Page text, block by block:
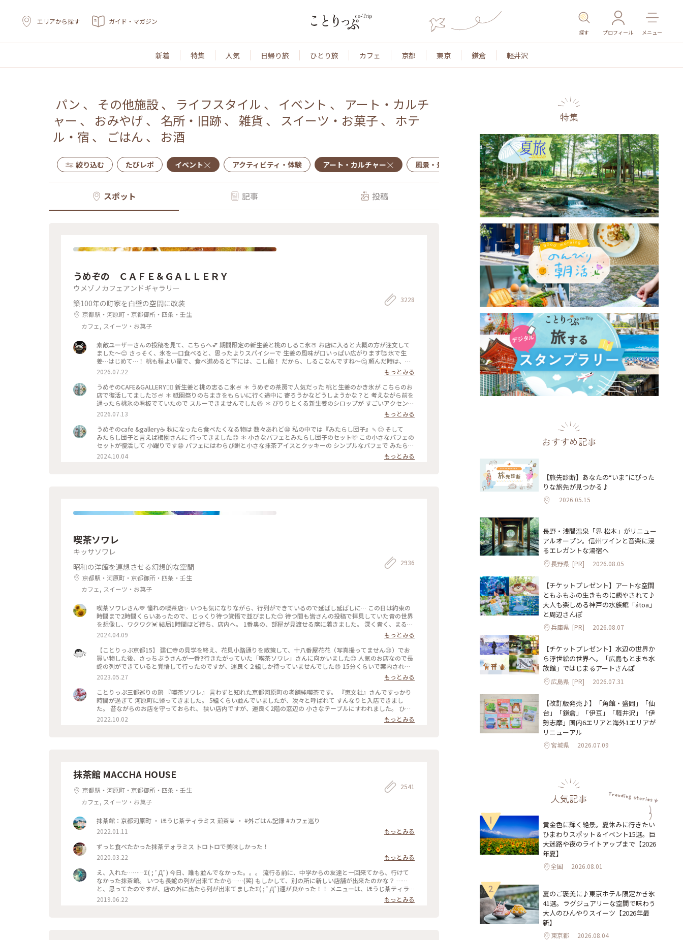
エリアから探す ガイド・マガジン
探す プロフィール メニュー
新着 特集 人気 日帰り旅 ひとり旅 カフェ 京都 東京 鎌倉 軽井沢
パン 、 その他施設、 ライフスタイル 、 イベント 、 アート・カルチ
ャー 、 おみやげ 、 名所・旧跡 、 雑貨 、 スイーツ・お菓子 、 ホテ
ル・宿 、 ごはん 、 お酒
絞り込む たびレポ イベント アクティビティ・体験 アート・カルチャー 風景・景色 名所・旧跡 温泉・スパ その他施設 ごはん
スポット 記事 投稿
うめぞの ＣＡＦＥ＆ＧＡＬＬＥＲＹ
ウメゾノカフェアンドギャラリー
築100年の町家を白壁の空間に改装
京都駅・河原町・京都御所・四条・壬生
カフェ, スイーツ・お菓子
3228
素敵ユーザーさんの投稿を見て、こちらへ💕 期間限定の新生姜と桃のしるこ氷🍑 お店に入ると大概の方が注文して
ました〜😊 さっそく、氷を一口食べると、思ったよりスパイシーで 生姜の風味が口いっぱい広がります🥰 氷で生
姜…はじめて…！ 桃も程よい量で、食べ進めると下には、こし餡！ だから、しるこなんですね〜🤔 頼んだ時は、何
でだろうと思ったけど、なるほど〜です😘 この後も、山鉾巡りなので、あっという間に汗💦になるけど、 真夏に食
2026.07.22
もっとみる
うめぞのCAFE&GALLERY🏳️‍🌈 新生姜と桃の志るこ氷🍧 ＊ うめぞの茶房で人気だった 桃と生姜のかき氷が こちらのお
店で復活してました🍑🍧 ＊ 祇園祭りのちまきをもらいに行く途中に 寄ろうかなどうしようかな？と 考えながら前を
通ったら桃氷の看板でていたので スルーできませんでした😆 ＊ ぴりりとくる新生姜のシロップが すごいアクセント
になって🫚 合間合間にみずみずしい桃のスライスを いただきます🍑 ちょっと見えづらいですが 中にはもっちり白玉
と そしてこし餡が入っているので 最後には、しるこ氷としていただきました😊 ＊ 人気かき氷だけに🍧 私が最後の
一杯だったようで 注文したあとにすぐに看板が引き上げられました💦 後からくる人くる人残念がっておられたので
（先注文のレジ横の席でした） 暑い中を目当てに来て🍑なかった時の衝撃を 考えたら、食べられて本当に幸せでし
た😊 ＊ ギャラリーでは風鈴展が🎐 陶器のブルーのかわいい風鈴たちでした😊 #京都カフェ #かき氷 #桃活 #うめ
2026.07.13
もっとみる
うめぞのcafe &gallery☕️ 秋になったら食べたくなる物は 数々あれど😁 私の中では『みたらし団子』🍡😊 そして
みたらし団子と言えば梅園さんに 行ってきました😊 ＊ 小さなパフェとみたらし団子のセット🩷 この小さなパフェの
セットが復活して 小躍りです😁 パフェにはわらび餅と小さな抹茶アイスとクッキーの シンプルなパフェで みたらし
団子な合間に食べると 相乗効果でとっても美味しいです😊 もちもちで焦げ目が香ばしい 蜜がたっぷりのみたらし団
子はやっぱり 美味しかったです🩷 ＊ 投稿の度に言っているような気もしますが 同じ梅園さんでも三条店は行列出来
2024.10.04 もっとみる
喫茶ソワレ
キッサソワレ
昭和の洋館を連想させる幻想的な空間
京都駅・河原町・京都御所・四条・壬生
カフェ, スイーツ・お菓子
2936
喫茶ソワレさん💙 憧れの喫茶店✨ いつも気になりながら、行列ができているので延ばし延ばしに… この日は約束の
時間まで2時間くらいあったので、じっくり待つ覚悟で並びました😊 待つ間も皆さんの投稿で拝見していた青の世界
を想像し、ワクワク💓 結局1時間ほど待ち、店内へ。 1番奥の、部屋が見渡せる席に着きました。 深く青く、まるで
別世界に入ったようです💙 ぶどうの透かし彫りやライトもクラシックでキレイ✨ 頼んだのはご存じゼリーポンチ🌈✨
キレイ～✨ 優しいランプの明かりにかざすとキラキラします✨ ゼリーの懐かしい感じや優しい炭酸もいい！ 中の氷
がゼリーと同じサイズで、ゼリーだと思って口に入れてびっくりしてしまいました💦 あっという間に食べ終わって
しまいました😣 まだこの雰囲気の中にいたくてコーヒーでも頼みたい…と思いましたが、きっと外には長い行列が
できているでしょうからお店を後にしました。 またこの特別な空間に会いに行きたいです💙 #電車旅 #喫茶ソワレ #
2024.04.09
もっとみる
【ことりっぷ京都15】 建仁寺の見学を終え、花見小路通りを散策して、十八番屋花花（写真撮ってません😢）でお
買い物した後、さっちぶうさんが一番❓行きたがっていた「喫茶ソワレ」さんに向かいました😊 人気のお店なので長
蛇の列ができていると覚悟して行ったのですが、運良く２組しか待っていませんでした😄 15分くらいで案内され、
２階の窓側の席へ。若いグループばっかり😱 あ、でも、男性だけで来ているグループも😊 私はヨーグルトポンチ、
さっちぶうさんはゼリーポンチフロートを注文しました。 店内の雰囲気は、暗めの照明でしたが、落ち着いていて
良い雰囲気でした。 美味しくいただいてお店を出たのですが、10組くらいが列を作っていました😳 #私のことりっ
ぷ旅 #京都 #喫茶ソワレ #ヨーグルトポンチ #ゼリーポンチフロート 令和５年５月20日撮影
2023.05.27
もっとみる
ことりっぷ三都巡りの旅 『喫茶ソワレ』 言わずと知れた京都河原町の老舗純喫茶です。 『恵文社』さんですっかり
時間が過ぎて 河原町に帰ってきました。 5組くらい並んでいましたが、次々と呼ばれて すんなりと入店できまし
た。 昔ながらのお店を守っておられ、 狭い店内ですが、運良く2階の窓辺の 小さなテーブルにすわれました。 ひん
やり涼しげなゼリーポンチをたのんで 文庫本を読みながら、ひと休みです。 灯りの抑えられた落ち着いた店内は 天
井の梁や調度品もシックで美しく 昭和の香りが漂っていますが、 お客さんは若い観光客の方が多かったです。 お席
2022.10.02 もっとみる
抹茶館 MACCHA HOUSE
京都駅・河原町・京都御所・四条・壬生
カフェ, スイーツ・お菓子
2541
抹茶館：京都河原町 ・ ほうじ茶ティラミス 煎茶🍵 ・ #外ごはん記録 #カフェ巡り
2022.01.11
もっとみる
ずっと食べたかった抹茶テォラミス トロトロで美味しかった！
2020.03.22
もっとみる
え、入れた………Σ( ; ﾟДﾟ) 今日、誰も並んでなかった。。。 流行る前に、中学からの友達と一回来てから、行けて
なかった抹茶館。 いつも長蛇の列が出来てたから……(笑) もしかして、別の所に新しい店舗が出来たのかな？ ……
と、思ってたのですが、店の外に出たら列が出来てましたΣ( ; ﾟДﾟ)運が良かった！！ メニューは、ほうじ茶ティラ
ミスのセット😋🍴💕 上の粉(？)が、ほうじ茶風味。きな粉にほうじ茶がブレンドされてるのかな……？？ほうじ茶だ
けだと、あんな粉っぽくないと思うけど🤔 まぁ！美味しかったからいっか(笑) #抹茶館 #抹茶 #ほうじ茶ティラミス
2019.06.22 もっとみる
特集
おすすめ記事
【旅先診断】あなたの“いま”にぴった
りな旅先が見つかる♪
2026.05.15
長野・浅間温泉「界 松本」がリニュー
アルオープン。信州ワインと音楽に浸
るエレガントな湯宿へ
長野県 [PR] 2026.08.05
【チケットプレゼント】アートな空間
ともふもふの生きものに癒やされて♪
大人も楽しめる神戸の水族館「átoa」
と周辺さんぽ
兵庫県 [PR] 2026.08.07
【チケットプレゼント】水辺の世界か
ら浮世絵の世界へ。「広島もとまち水
族館」ではじまるアートさんぽ
広島県 [PR] 2026.07.31
【改訂版発売♪】「角館・盛岡」「仙
台」「鎌倉」「伊豆」「軽井沢」「伊
勢志摩」国内6エリアと海外1エリアが
リニューアル
宮城県 2026.07.09
人気記事
1
黄金色に輝く絶景。夏休みに行きたい
ひまわりスポット＆イベント15選。巨
大迷路や夜のライトアップまで【2026
年夏】
全国 2026.08.01
2
夏のご褒美に♪東京ホテル限定かき氷
41選。ラグジュアリーな空間で味わう
大人のひんやりスイーツ【2026年最
新】
東京都 2026.08.04